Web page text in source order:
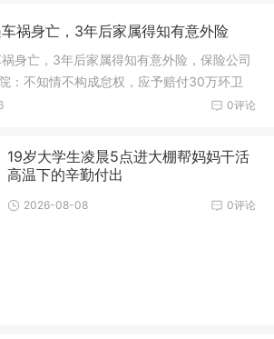
祸身亡，3年后家属得知有意外险
身亡，3年后家属得知有意外险，保险公司
：不知情不构成怠权，应予赔付30万环卫
祸身亡，家属时隔数年才得知逝者享有单
0评论
19岁大学生凌晨5点进大棚帮妈妈干活
高温下的辛勤付出
0评论
2026-08-08